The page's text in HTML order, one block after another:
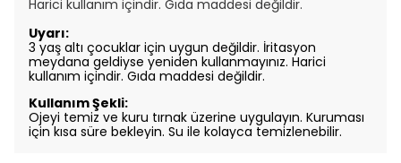
Harici kullanım içindir. Gıda maddesi değildir.
Uyarı:
3 yaş altı çocuklar için uygun değildir. İritasyon
meydana geldiyse yeniden kullanmayınız. Harici
kullanım içindir. Gıda maddesi değildir.
Kullanım Şekli:
Ojeyi temiz ve kuru tırnak üzerine uygulayın. Kuruması
için kısa süre bekleyin. Su ile kolayca temizlenebilir.